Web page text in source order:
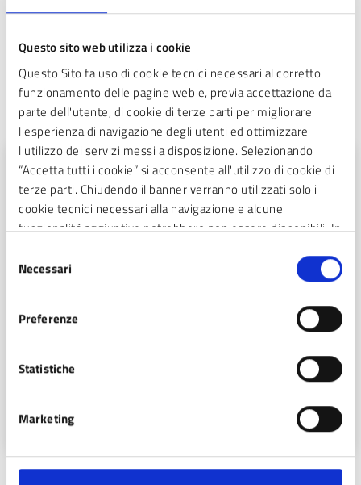
Questo sito web utilizza i cookie
Questo Sito fa uso di cookie tecnici necessari al corretto
funzionamento delle pagine web e, previa accettazione da
parte dell'utente, di cookie di terze parti per migliorare
l'esperienza di navigazione degli utenti ed ottimizzare
l'utilizzo dei servizi messi a disposizione. Selezionando
“Accetta tutti i cookie” si acconsente all'utilizzo di cookie di
terze parti. Chiudendo il banner verranno utilizzati solo i
cookie tecnici necessari alla navigazione e alcune
funzionalità aggiuntive potrebbero non essere disponibili. In
che contribuiscono a rendere fruibile il sito web abilitando
funzionalità di base quali la navigazione sulle pagine e
l’accesso alle aree protette del sito. Il sito web non è in
grado di funzionare correttamente senza questi cookie
delNecessari
Preferenze
Statistiche
Marketing
Fa parte di
Dal 01 lug
al 12 ago
R...Estate a Sesto 2026